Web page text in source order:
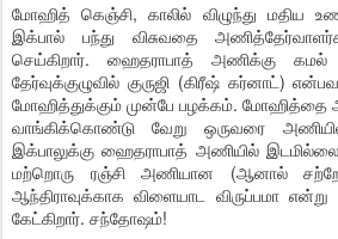
மோஹித் கெஞ்சி, காலில் விழுந்து மதிய
இக்பால் பந்து விசுவதை
செய்கிறார். ஹைதராபாத் அணிக்கு கமல்
தேர்வுக்குழுவில் குருஜி (கிரீஷ் கர்னாட்)
மோஹித்துக்கும் முன்பே பழக்கம். மோஹித்தை
வாங்கிக்கொண்டு வேறு ஒருவரை அணியில்
இக்பாலுக்கு ஹைதராபாத் அணியில்
மற்றொரு ரஞ்சி அணியான (ஆனால்
ஆந்திராவுக்காக விளையாட விருப்பமா
கேட்கிறார். சந்தோஷம்!